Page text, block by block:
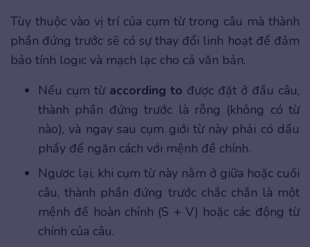
Tùy thuộc vào vị trí của cụm từ trong câu mà thành
phần đứng trước sẽ có sự thay đổi linh hoạt để đảm
bảo tính logic và mạch lạc cho cả văn bản.
Nếu cụm từ according to được đặt ở đầu câu,
thành phần đứng trước là rỗng (không có từ
nào), và ngay sau cụm giới từ này phải có dấu
phẩy để ngăn cách với mệnh đề chính.
Ngược lại, khi cụm từ này nằm ở giữa hoặc cuối
câu, thành phần đứng trước chắc chắn là một
mệnh đề hoàn chỉnh (S + V) hoặc các động từ
chính của câu.